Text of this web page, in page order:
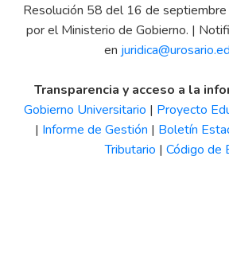
Resolución 58 del 16 de
por el Ministerio de Gobierno. |
en
Transparencia y acceso a la
Gobierno Universitario | Proyecto
| Informe de Gestión | Boletín
Tributario | Código de